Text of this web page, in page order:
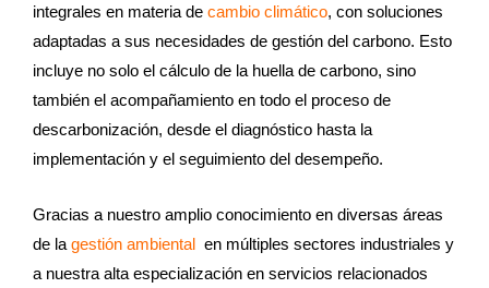
integrales en materia de cambio climático, con soluciones
adaptadas a sus necesidades de gestión del carbono. Esto
incluye no solo el cálculo de la huella de carbono, sino
también el acompañamiento en todo el proceso de
descarbonización, desde el diagnóstico hasta la
implementación y el seguimiento del desempeño.
Gracias a nuestro amplio conocimiento en diversas áreas
de la gestión ambiental en múltiples sectores industriales y
a nuestra alta especialización en servicios relacionados